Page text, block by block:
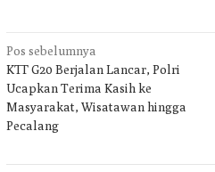
Navigasi
pos
Pos sebelumnya
KTT G20 Berjalan Lancar, Polri
Ucapkan Terima Kasih ke
Masyarakat, Wisatawan hingga
Pecalang